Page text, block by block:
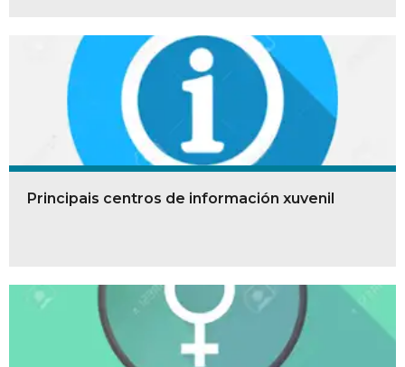
Principais centros de información xuvenil